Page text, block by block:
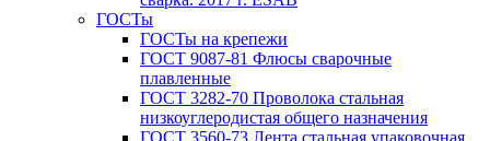
ГОСТы
ГОСТы на крепежи
ГОСТ 9087-81 Флюсы сварочные
плавленные
ГОСТ 3282-70 Проволока стальная
низкоуглеродистая общего назначения
ГОСТ 3560-73 Лента стальная упаковочная